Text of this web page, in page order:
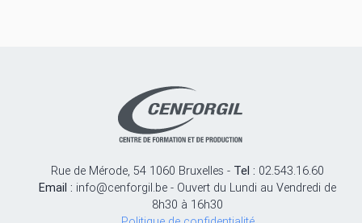
Rue de Mérode, 54 1060 Bruxelles - Tel : 02.543.16.60
Email : info@cenforgil.be - Ouvert du Lundi au Vendredi de
8h30 à 16h30